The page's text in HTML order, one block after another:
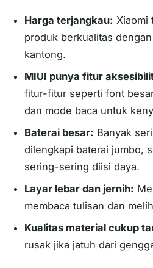
Harga terjangkau: Xiaomi
produk berkualitas
kantong.
MIUI punya fitur
fitur-fitur seperti font
dan mode baca untuk
Baterai besar: Banyak
dilengkapi baterai jumbo,
sering-sering diisi daya.
Layar lebar dan jernih:
membaca tulisan dan
Kualitas material cukup
rusak jika jatuh dari